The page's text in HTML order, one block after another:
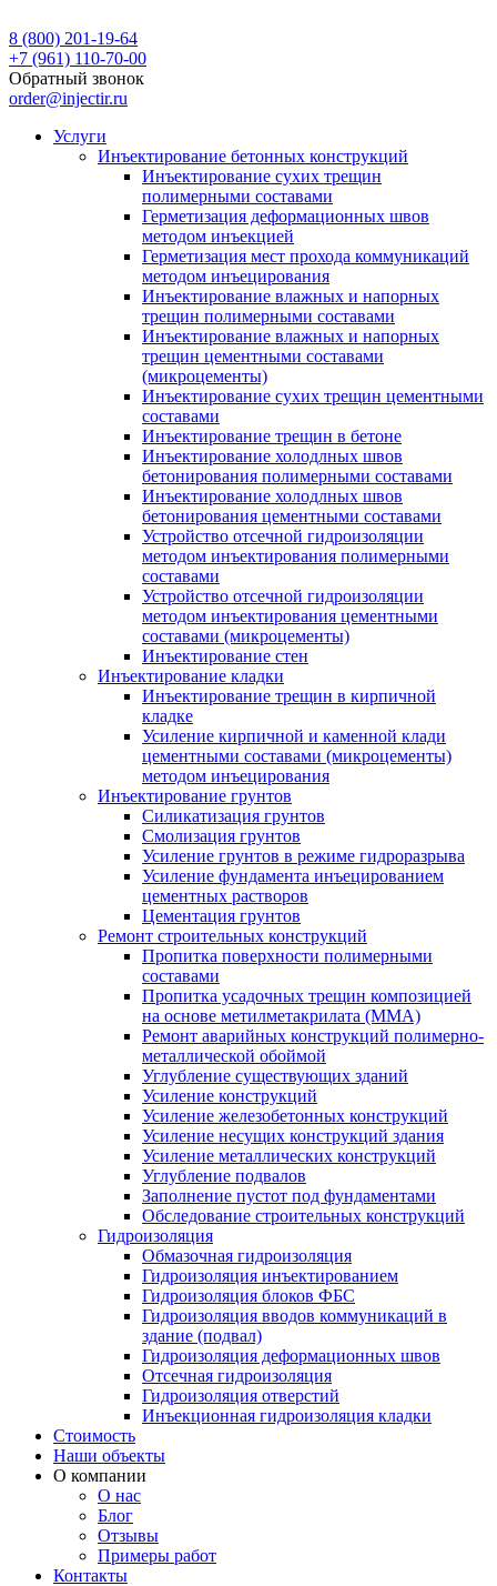
8 (800) 201-19-64
+7 (961) 110-70-00
Обратный звонок
order@injectir.ru
Услуги
Инъектирование бетонных конструкций
Инъектирование сухих трещин
полимерными составами
Герметизация деформационных швов
методом инъекцией
Герметизация мест прохода коммуникаций
методом инъецирования
Инъектирование влажных и напорных
трещин полимерными составами
Инъектирование влажных и напорных
трещин цементными составами
(микроцементы)
Инъектирование сухих трещин цементными
составами
Инъектирование трещин в бетоне
Инъектирование холодлных швов
бетонирования полимерными составами
Инъектирование холодлных швов
бетонирования цементными составами
Устройство отсечной гидроизоляции
методом инъектирования полимерными
составами
Устройство отсечной гидроизоляции
методом инъектирования цементными
составами (микроцементы)
Инъектирование стен
Инъектирование кладки
Инъектирование трещин в кирпичной
кладке
Усиление кирпичной и каменной клади
цементными составами (микроцементы)
методом инъецирования
Инъектирование грунтов
Силикатизация грунтов
Смолизация грунтов
Усиление грунтов в режиме гидроразрыва
Усиление фундамента инъецированием
цементных растворов
Цементация грунтов
Ремонт строительных конструкций
Пропитка поверхности полимерными
составами
Пропитка усадочных трещин композицией
на основе метилметакрилата (ММА)
Ремонт аварийных конструкций полимерно-
металлической обоймой
Углубление существующих зданий
Усиление конструкций
Усиление железобетонных конструкций
Усиление несущих конструкций здания
Усиление металлических конструкций
Углубление подвалов
Заполнение пустот под фундаментами
Обследование строительных конструкций
Гидроизоляция
Обмазочная гидроизоляция
Гидроизоляция инъектированием
Гидроизоляция блоков ФБС
Гидроизоляция вводов коммуникаций в
здание (подвал)
Гидроизоляция деформационных швов
Отсечная гидроизоляция
Гидроизоляция отверстий
Инъекционная гидроизоляция кладки
Стоимость
Наши объекты
О компании
О нас
Блог
Отзывы
Примеры работ
Контакты